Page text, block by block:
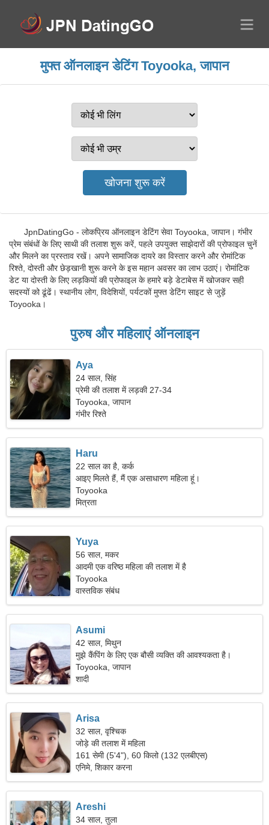
मुफ्त ऑनलाइन डेटिंग Toyooka, जापान
JpnDatingGo - लोकप्रिय ऑनलाइन डेटिंग सेवा Toyooka, जापान। गंभीर
प्रेम संबंधों के लिए साथी की तलाश शुरू करें, पहले उपयुक्त साझेदारों की प्रोफाइल चुनें
और मिलने का प्रस्ताव रखें। अपने सामाजिक दायरे का विस्तार करने और रोमांटिक
रिश्ते, दोस्ती और छेड़खानी शुरू करने के इस महान अवसर का लाभ उठाएं। रोमांटिक
डेट या दोस्ती के लिए लड़कियों की प्रोफाइल के हमारे बड़े डेटाबेस में खोजकर सही
सदस्यों को ढूंढें। स्थानीय लोग, विदेशियों, पर्यटकों मुफ्त डेटिंग साइट से जुड़ें
Toyooka।
पुरुष और महिलाएं ऑनलाइन
Aya
24 साल, सिंह
प्रेमी की तलाश में लड़की 27-34
Toyooka, जापान
गंभीर रिश्ते
Haru
22 साल का है, कर्क
आइए मिलते हैं, मैं एक असाधारण महिला हूं।
Toyooka
मित्रता
Yuya
56 साल, मकर
आदमी एक वरिष्ठ महिला की तलाश में है
Toyooka
वास्तविक संबंध
Asumi
42 साल, मिथुन
मुझे कैंपिंग के लिए एक बौसी व्यक्ति की आवश्यकता है।
Toyooka, जापान
शादी
Arisa
32 साल, वृश्चिक
जोड़े की तलाश में महिला
161 सेमी (5'4"), 60 किलो (132 एलबीएस)
एनिमे, शिकार करना
Areshi
34 साल, तुला